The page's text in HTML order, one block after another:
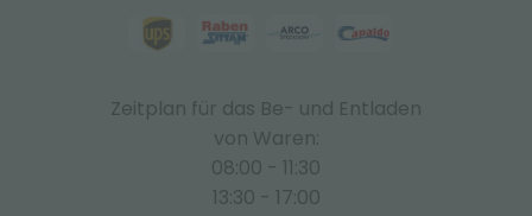
Zeitplan für das Be- und Entladen
von Waren:
08:00 - 11:30
13:30 - 17:00